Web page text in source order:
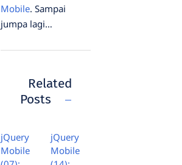
Mobile. Sampai
jumpa lagi…
Related
Posts
jQuery
Mobile
jQuery
Mobile